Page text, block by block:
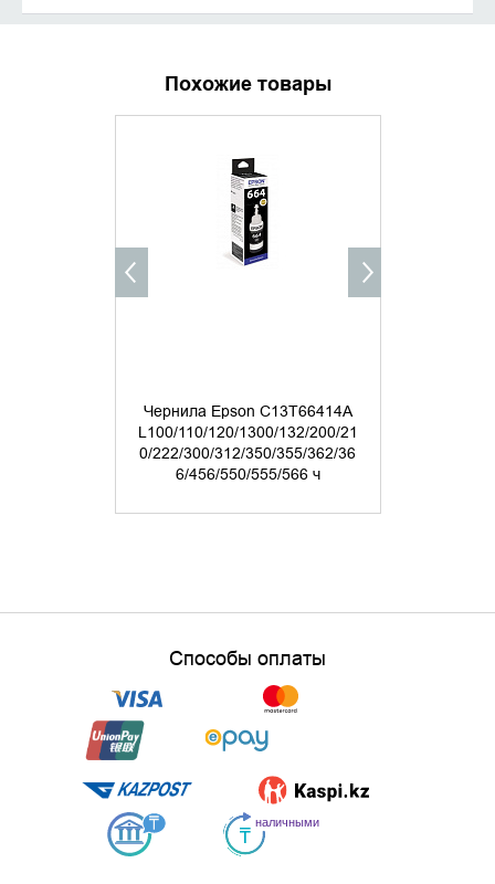
Похожие товары
Чернила Epson C13T66414A
L100/110/120/1300/132/200/21
0/222/300/312/350/355/362/36
6/456/550/555/566 ч
УТОЧНИТЬ НАЛИЧИЕ
Способы оплаты